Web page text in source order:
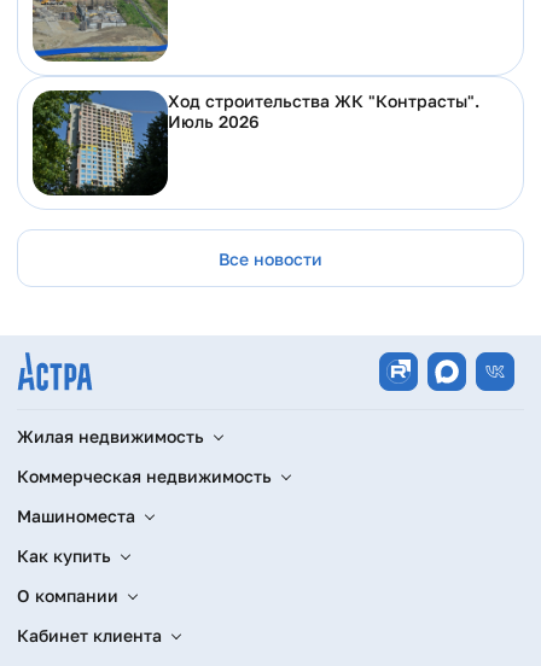
Ход строительства ЖК "Контрасты".
Июль 2026
Все новости
Жилая недвижимость
Коммерческая недвижимость
Машиноместа
Как купить
О компании
Кабинет клиента